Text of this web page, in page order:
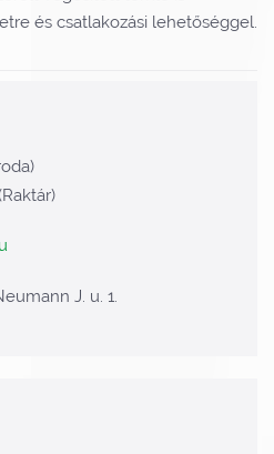
és csatlakozási lehetőséggel.
J. u. 1.